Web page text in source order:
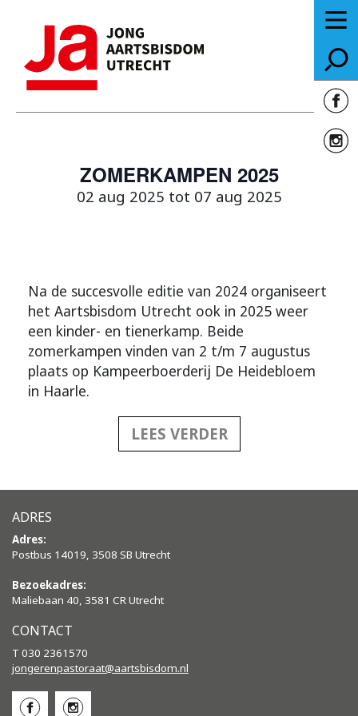
ZOMERKAMPEN 2025
02 aug 2025 tot 07 aug 2025
Na de succesvolle editie van 2024 organiseert
het Aartsbisdom Utrecht ook in 2025 weer
een kinder- en tienerkamp. Beide
zomerkampen vinden van 2 t/m 7 augustus
plaats op Kampeerboerderij De Heidebloem
in Haarle.
LEES VERDER
ADRES
Adres:
Postbus 14019, 3508 SB Utrecht
Bezoekadres:
Maliebaan 40, 3581 CR Utrecht
CONTACT
T 030 2361570
jongerenpastoraat@aartsbisdom.nl